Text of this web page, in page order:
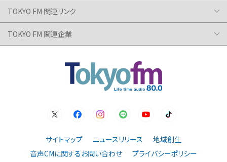
TOKYO FM 関連リンク
TOKYO FM 関連企業
サイトマップ ニュースリリース
地域創生
音声CMに関するお問い合わせ
プライバシーポリシー